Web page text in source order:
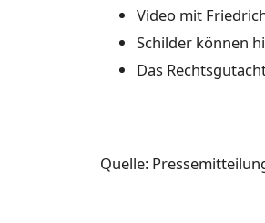
Video mit
Schilder können
Das
Quelle: